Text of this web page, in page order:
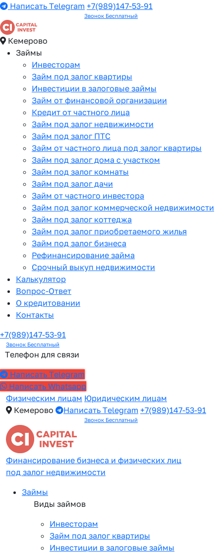
Написать Telegram +7(989)147-53-91
Звонок Бесплатный
Кемерово
Займы
Инвесторам
Займ под залог квартиры
Инвестиции в залоговые займы
Займ от финансовой организации
Кредит от частного лица
Займ под залог недвижимости
Займ под залог ПТС
Займ от частного лица под залог квартиры
Займ под залог дома с участком
Займ под залог комнаты
Займ под залог дачи
Займ от частного инвестора
Займ под залог коммерческой недвижимости
Займ под залог коттеджа
Займ под залог приобретаемого жилья
Займ под залог бизнеса
Рефинансирование займа
Срочный выкуп недвижимости
Калькулятор
Вопрос-Ответ
О кредитовании
Контакты
+7(989)147-53-91
Звонок Бесплатный
Телефон для связи
Написать Telegram
Написать Whatsapp
Физическим лицам Юридическим лицам
Кемерово
Написать Telegram +7(989)147-53-91
Звонок Бесплатный
Финансирование бизнеса и физических лиц
под залог недвижимости
Займы
Виды займов
Инвесторам
Займ под залог квартиры
Инвестиции в залоговые займы